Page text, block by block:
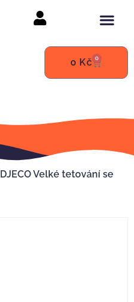
0 Kč 0
DJECO Velké tetování se